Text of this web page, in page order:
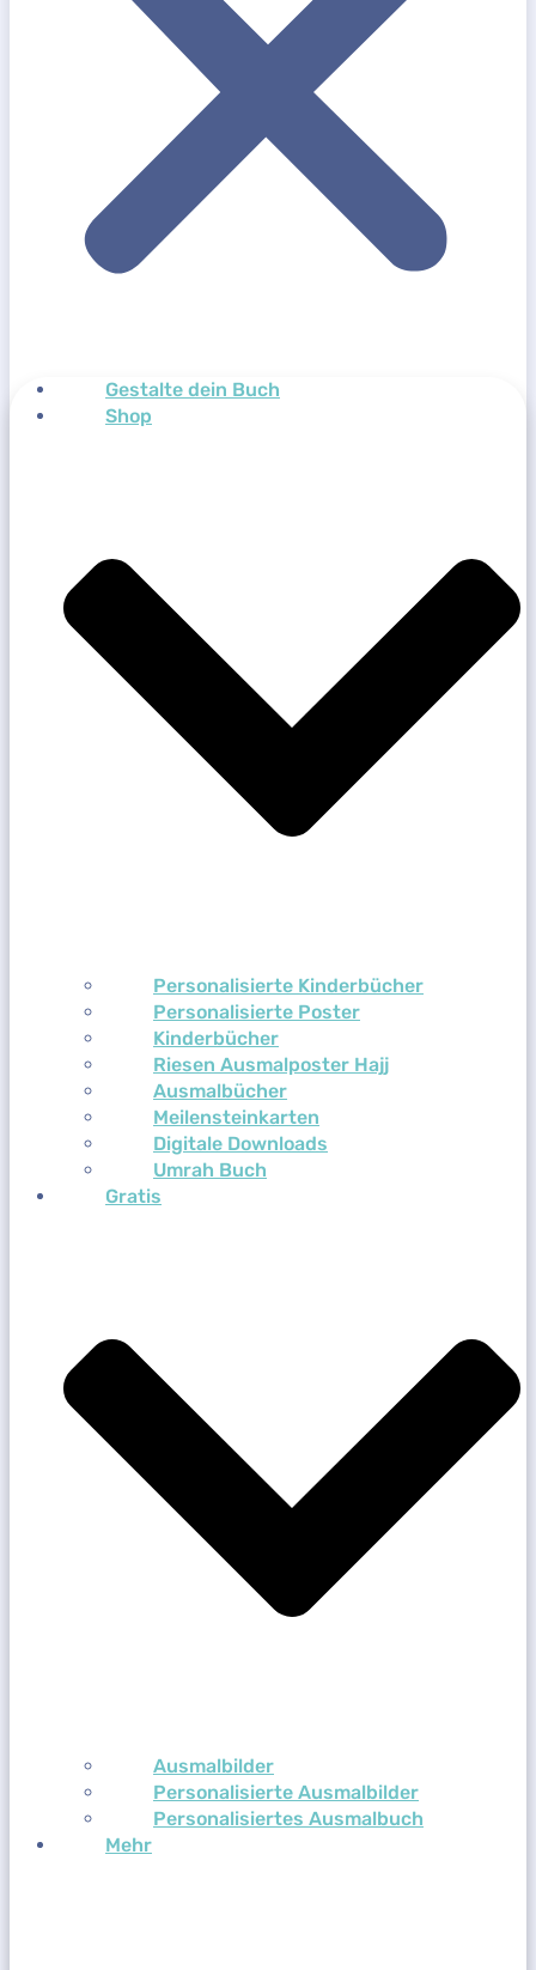
Gestalte dein Buch
Shop
Personalisierte Kinderbücher
Personalisierte Poster
Kinderbücher
Riesen Ausmalposter Hajj
Ausmalbücher
Meilensteinkarten
Digitale Downloads
Umrah Buch
Gratis
Ausmalbilder
Personalisierte Ausmalbilder
Personalisiertes Ausmalbuch
Mehr